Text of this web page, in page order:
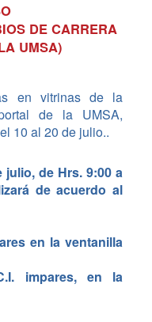
DE CARRERA
UMSA)
en vitrinas de la
de la UMSA,
10 al 20 de julio..
julio, de Hrs. 9:00 a
de acuerdo al
en la ventanilla
impares, en la